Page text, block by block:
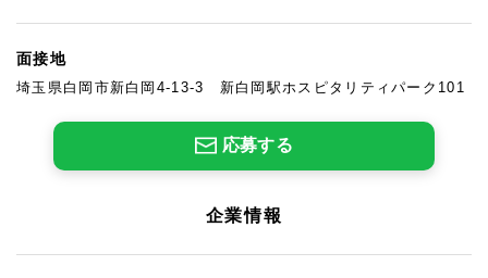
面接地
埼玉県白岡市新白岡4-13-3 新白岡駅ホスピタリティパーク101
応募する
企業情報